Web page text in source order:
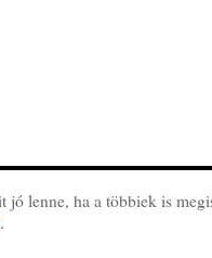
lenne, ha a többiek is
.